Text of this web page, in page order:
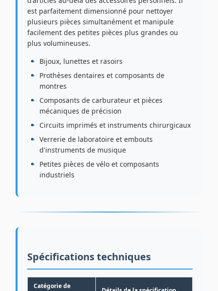
est parfaitement dimensionné pour nettoyer
plusieurs pièces simultanément et manipule
facilement des petites pièces plus grandes ou
plus volumineuses.
Bijoux, lunettes et rasoirs
Prothèses dentaires et composants de
montres
Composants de carburateur et pièces
mécaniques de précision
Circuits imprimés et instruments chirurgicaux
Verrerie de laboratoire et embouts
d'instruments de musique
Petites pièces de vélo et composants
industriels
Spécifications techniques
Catégorie de